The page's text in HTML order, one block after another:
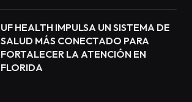
UF HEALTH IMPULSA UN SISTEMA DE
SALUD MÁS CONECTADO PARA
FORTALECER LA ATENCIÓN EN
FLORIDA